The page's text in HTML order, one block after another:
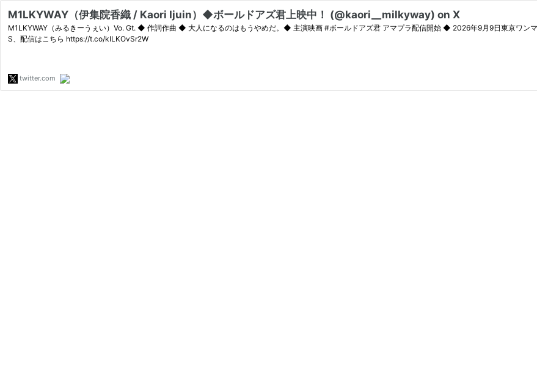
M1LKYWAY（伊集院香織 / Kaori Ijuin）◆ボールドアズ君上映中！ (@kaori__milkyway) on X
M1LKYWAY（みるきーうぇい）Vo. Gt. ◆ 作詞作曲 ◆ 大人になるのはもうやめだ。◆ 主演映画 #ボールドアズ君 アマプラ配信開始 ◆ 2026年9月9日東京ワンマン開催 ◆ 新譜「ふぁっきんデイズに決別を」配信開始◆ 各SN
S、配信はこちら https://t.co/kILKOvSr2W
twitter.com